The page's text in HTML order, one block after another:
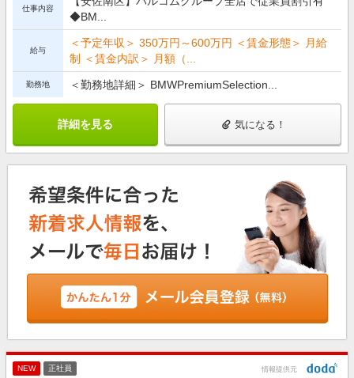
仕事内容
◆BM...
給与
＜予定年収＞ 350万円～600万円 ＜賃金形態＞ 月給
制 ＜賃金内訳＞ 月額（...
勤務地 ＜勤務地詳細＞ BMWPremiumSelection...
詳細を見る 気になる！
NEW 正社員 情報提供元